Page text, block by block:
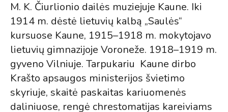
M. K. Čiurlionio dailės muziejuje Kaune. Iki
1914 m. dėstė lietuvių kalbą „Saulės“
kursuose Kaune, 1915–1918 m. mokytojavo
lietuvių gimnazijoje Voroneže. 1918–1919 m.
gyveno Vilniuje. Tarpukariu Kaune dirbo
Krašto apsaugos ministerijos švietimo
skyriuje, skaitė paskaitas kariuomenės
daliniuose, rengė chrestomatijas kareiviams